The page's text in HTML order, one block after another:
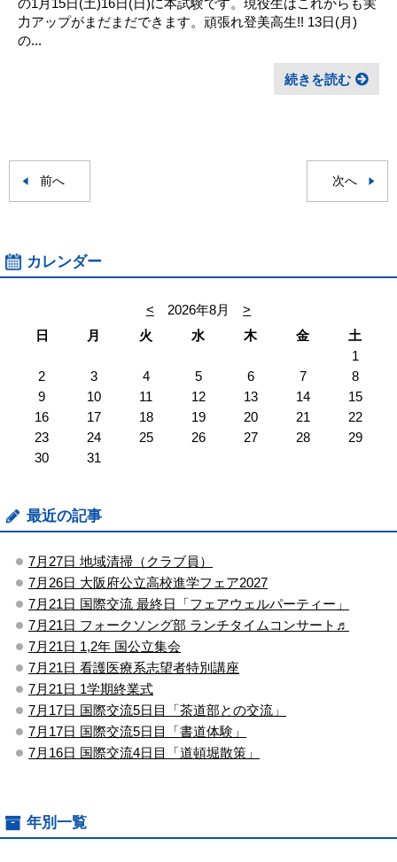
力アップがまだまだできます。頑張れ登美高生!! 13日(月)
の...
続きを読む
前へ 次へ
カレンダー
< 2026年8月
>
日
月 火 水 木 金
土
1
2
3 4 5 6 7
8
9
10 11 12 13 14
15
16
17 18 19 20 21
22
23
24 25 26 27 28
29
30
31
最近の記事
7月27日 地域清掃（クラブ員）
7月26日 大阪府公立高校進学フェア2027
7月21日 国際交流 最終日「フェアウェルパーティー」
7月21日 フォークソング部 ランチタイムコンサート♬
7月21日 1,2年 国公立集会
7月21日 看護医療系志望者特別講座
7月21日 1学期終業式
7月17日 国際交流5日目「茶道部との交流」
7月17日 国際交流5日目「書道体験」
7月16日 国際交流4日目「道頓堀散策」
年別一覧